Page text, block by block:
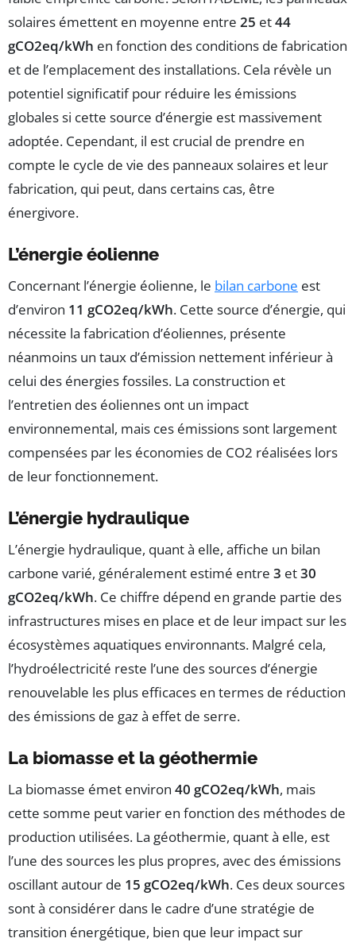
solaires émettent en moyenne entre 25 et44
gCO2eq/kWh en fonction des conditions de fabrication
et de l’emplacement des installations. Cela révèle un
potentiel significatif pour réduire les émissions
globales si cette source d’énergie est massivement
adoptée. Cependant, il est crucial de prendre en
compte le cycle de vie des panneaux solaires et leur
fabrication, qui peut, dans certains cas, être
énergivore.
L’énergie éolienne
Concernant l’énergie éolienne, le bilan carbone est
d’environ 11 gCO2eq/kWh. Cette source d’énergie, qui
nécessite la fabrication d’éoliennes, présente
néanmoins un taux d’émission nettement inférieur à
celui des énergies fossiles. La construction et
l’entretien des éoliennes ont un impact
environnemental, mais ces émissions sont largement
compensées par les économies de CO2 réalisées lors
de leur fonctionnement.
L’énergie hydraulique
L’énergie hydraulique, quant à elle, affiche un bilan
carbone varié, généralement estimé entre 3 et30
gCO2eq/kWh. Ce chiffre dépend en grande partie des
infrastructures mises en place et de leur impact sur les
écosystèmes aquatiques environnants. Malgré cela,
l’hydroélectricité reste l’une des sources d’énergie
renouvelable les plus efficaces en termes de réduction
des émissions de gaz à effet de serre.
La biomasse et la géothermie
La biomasse émet environ 40 gCO2eq/kWh, mais
cette somme peut varier en fonction des méthodes de
production utilisées. La géothermie, quant à elle, est
l’une des sources les plus propres, avec des émissions
oscillant autour de 15 gCO2eq/kWh. Ces deux sources
sont à considérer dans le cadre d’une stratégie de
transition énergétique, bien que leur impact sur